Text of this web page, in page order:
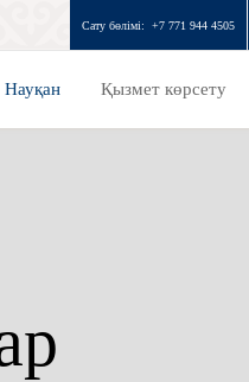
Сату бөлімі: ‎+7 771 944 4505
Науқан Қызмет көрсету